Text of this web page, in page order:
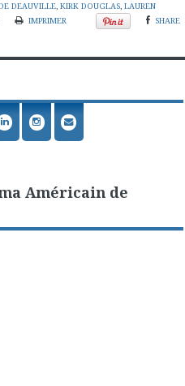
DEAUVILLE, KIRK DOUGLAS, LAUREN
IMPRIMER SHARE
Américain de